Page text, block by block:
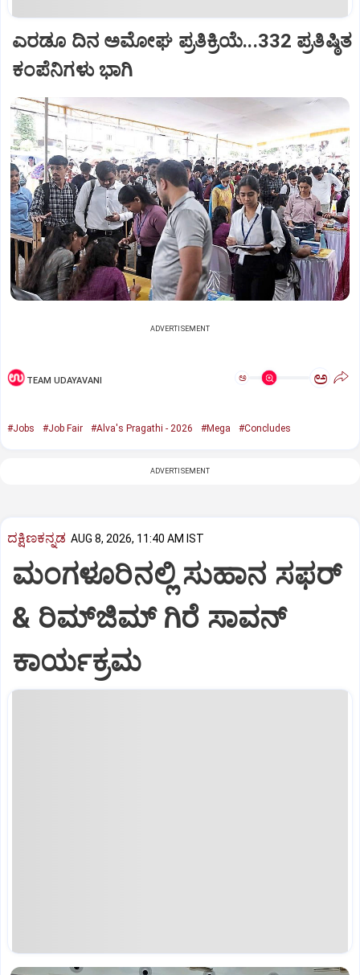
ಎರಡೂ ದಿನ ಅಮೋಘ ಪ್ರತಿಕ್ರಿಯೆ...332 ಪ್ರತಿಷ್ಠಿತ
ಕಂಪೆನಿಗಳು ಭಾಗಿ
ADVERTISEMENT
TEAM UDAYAVANI ಅ ಅ
#Jobs #Job Fair #Alva's Pragathi - 2026 #Mega #Concludes
ADVERTISEMENT
ದಕ್ಷಿಣಕನ್ನಡ AUG 8, 2026, 11:40 AM IST
ಮಂಗಳೂರಿನಲ್ಲಿ ಸುಹಾನ ಸಫರ್
& ರಿಮ್‌ಜಿಮ್ ಗಿರೆ ಸಾವನ್
ಕಾರ್ಯಕ್ರಮ